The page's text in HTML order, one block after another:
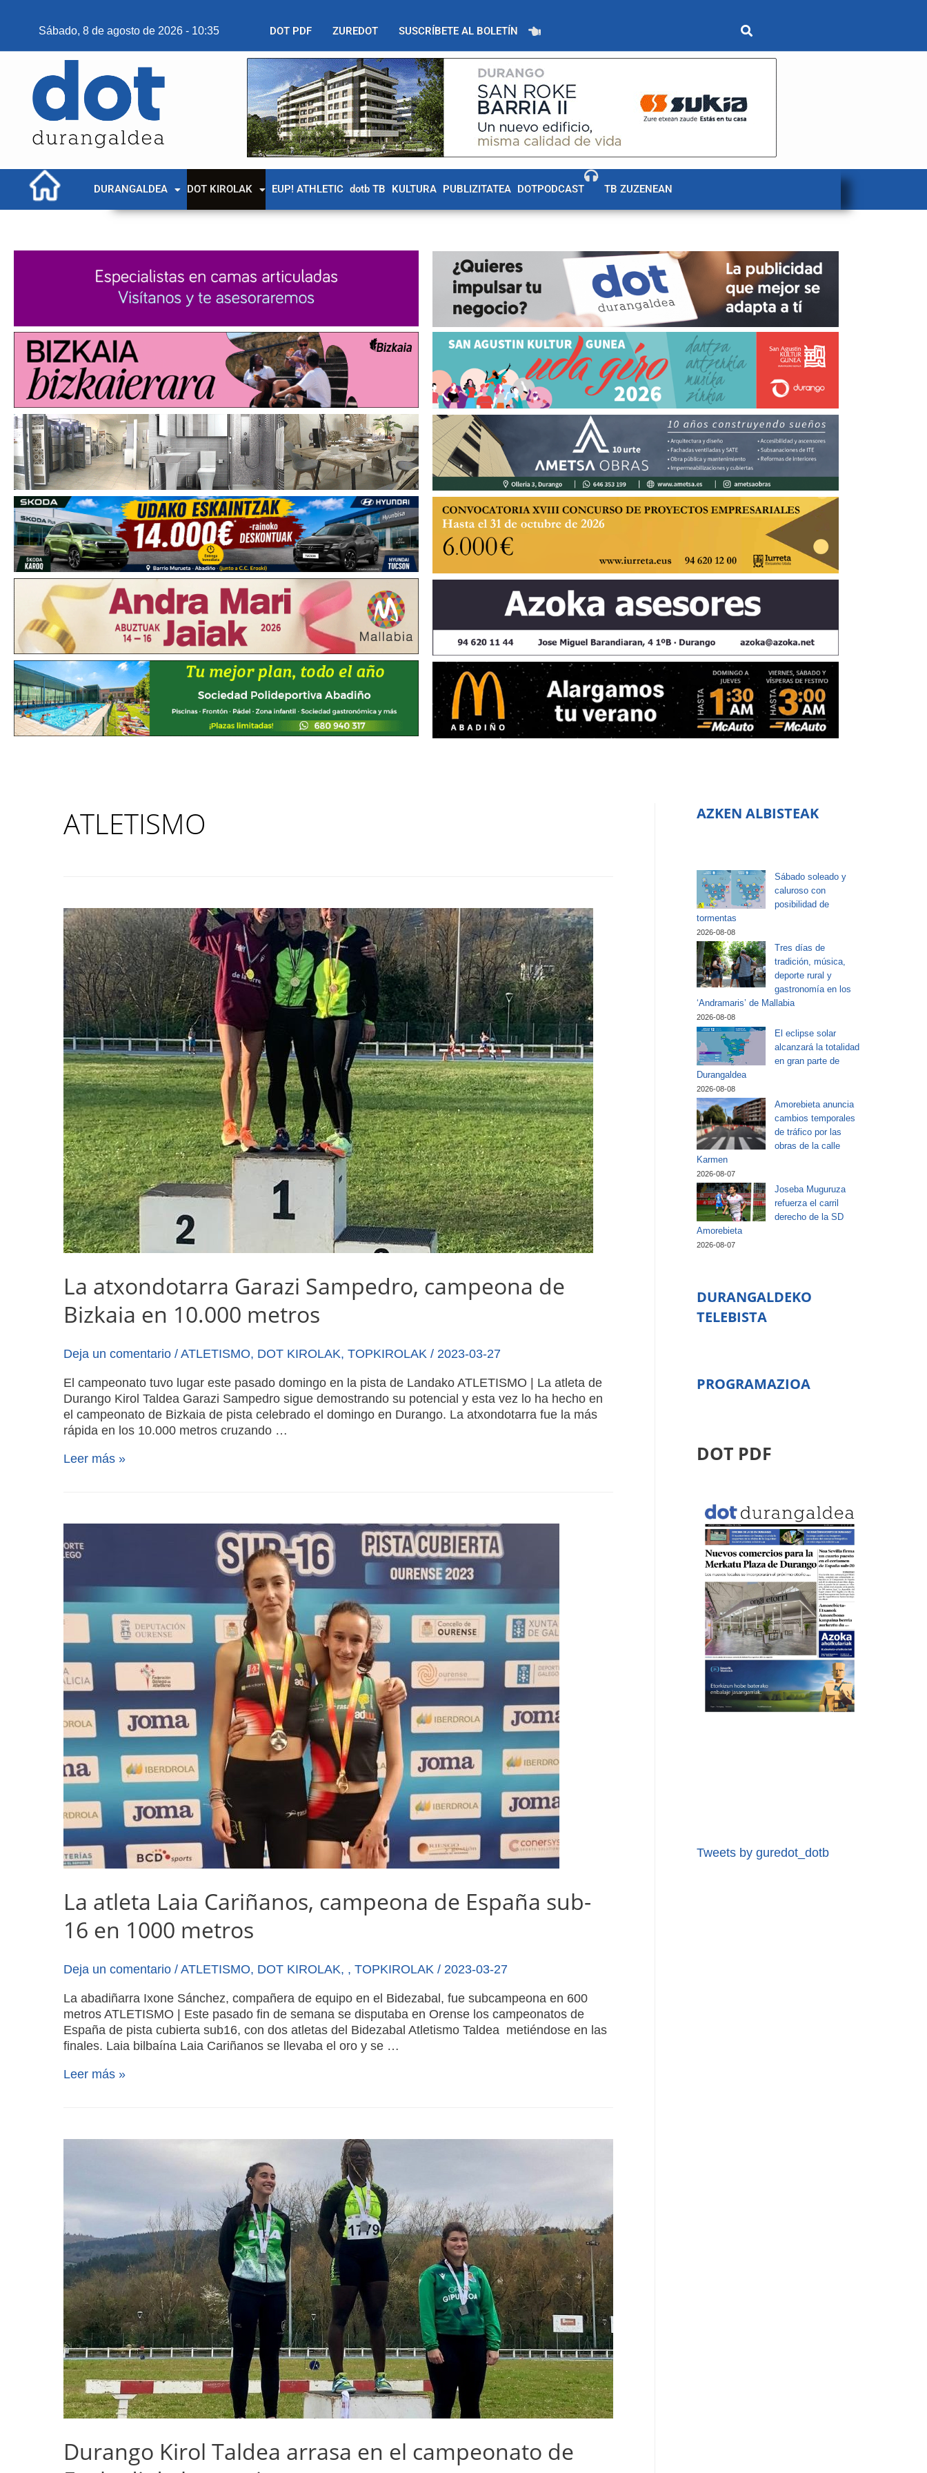
Sábado, 8 de agosto de 2026 - 10:35 DOT PDF ZUREDOT SUSCRÍBETE AL BOLETÍN
DURANGALDEA DOT KIROLAK EUP! ATHLETIC dotb TB KULTURA PUBLIZITATEA DOTPODCAST TB ZUZENEAN
ATLETISMO
La atxondotarra Garazi Sampedro, campeona de
Bizkaia en 10.000 metros
Deja un comentario / ATLETISMO, DOT KIROLAK, TOPKIROLAK / 2023-03-27
El campeonato tuvo lugar este pasado domingo en la pista de Landako ATLETISMO | La atleta de
Durango Kirol Taldea Garazi Sampedro sigue demostrando su potencial y esta vez lo ha hecho en
el campeonato de Bizkaia de pista celebrado el domingo en Durango. La atxondotarra fue la más
rápida en los 10.000 metros cruzando …
Leer más »
La atleta Laia Cariñanos, campeona de España sub-
16 en 1000 metros
Deja un comentario / ATLETISMO, DOT KIROLAK, , TOPKIROLAK / 2023-03-27
La abadiñarra Ixone Sánchez, compañera de equipo en el Bidezabal, fue subcampeona en 600
metros ATLETISMO | Este pasado fin de semana se disputaba en Orense los campeonatos de
España de pista cubierta sub16, con dos atletas del Bidezabal Atletismo Taldea metiéndose en las
finales. Laia bilbaína Laia Cariñanos se llevaba el oro y se …
Leer más »
Durango Kirol Taldea arrasa en el campeonato de
AZKEN ALBISTEAK
Sábado soleado y
caluroso con
posibilidad de
tormentas
2026-08-08
Tres días de
tradición, música,
deporte rural y
gastronomía en los
‘Andramaris’ de Mallabia
2026-08-08
El eclipse solar
alcanzará la totalidad
en gran parte de
Durangaldea
2026-08-08
Amorebieta anuncia
cambios temporales
de tráfico por las
obras de la calle
Karmen
2026-08-07
Joseba Muguruza
refuerza el carril
derecho de la SD
Amorebieta
2026-08-07
DURANGALDEKO
TELEBISTA
PROGRAMAZIOA
DOT PDF
Tweets by guredot_dotb